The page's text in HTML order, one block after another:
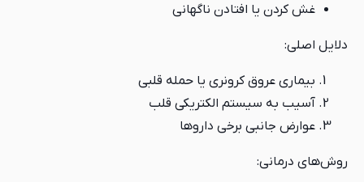
غش کردن یا افتادن ناگهانی
دلایل اصلی:
بیماری عروق کرونری یا حمله قلبی
آسیب به سیستم الکتریکی قلب
عوارض جانبی برخی داروها
روش‌های درمانی: